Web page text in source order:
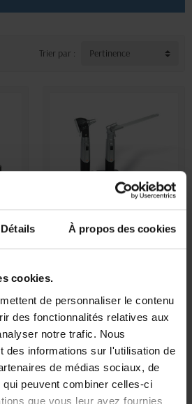
Détails À propos des cookies
cookies.
de personnaliser le contenu
des fonctionnalités relatives aux
notre trafic. Nous
des informations sur l'utilisation de
de médias sociaux, de
peuvent combiner celles-ci
que vous leur avez fournies
conçus pour vous
Trier par : Pertinence
Li- EN STOCK
Chargeur Mini NT
207,90 €